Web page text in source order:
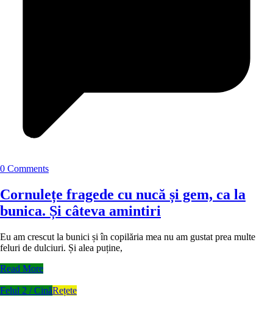
0 Comments
Cornulețe fragede cu nucă și gem, ca la
bunica. Și câteva amintiri
Eu am crescut la bunici și în copilăria mea nu am gustat prea multe
feluri de dulciuri. Și alea puține,
Read More
Felul 2 / CinăRețete